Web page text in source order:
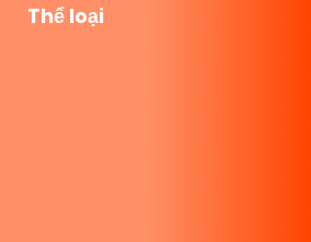
Thể loại